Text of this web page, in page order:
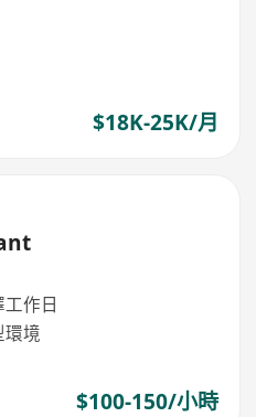
$18K-25K/月
作日
境
$100-150/小時